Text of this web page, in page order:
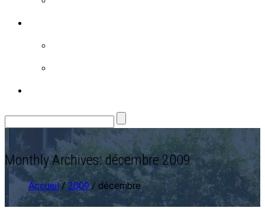
Monthly Archives: décembre 2009
Accueil/2009/ décembre